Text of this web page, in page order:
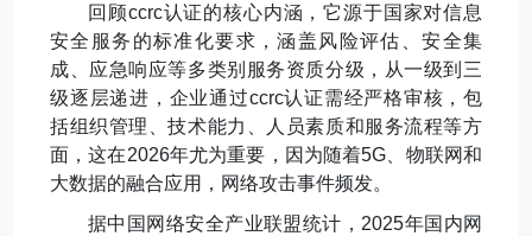
回顾ccrc认证的核心内涵，它源于国家对信息
安全服务的标准化要求，涵盖风险评估、安全集
成、应急响应等多类别服务资质分级，从一级到三
级逐层递进，企业通过ccrc认证需经严格审核，包
括组织管理、技术能力、人员素质和服务流程等方
面，这在2026年尤为重要，因为随着5G 、物联网和
大数据的融合应用，网络攻击事件频发。
据中国网络安全产业联盟统计， 2025年国内网